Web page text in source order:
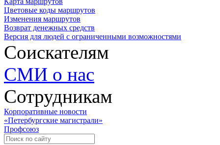
Цветовые коды маршрутов
Изменения маршрутов
Возврат денежных средств
Версия для людей с ограниченными возможностями
Соискателям
СМИ о нас
Сотрудникам
Корпоративные новости
«Петербургские магистрали»
Профсоюз